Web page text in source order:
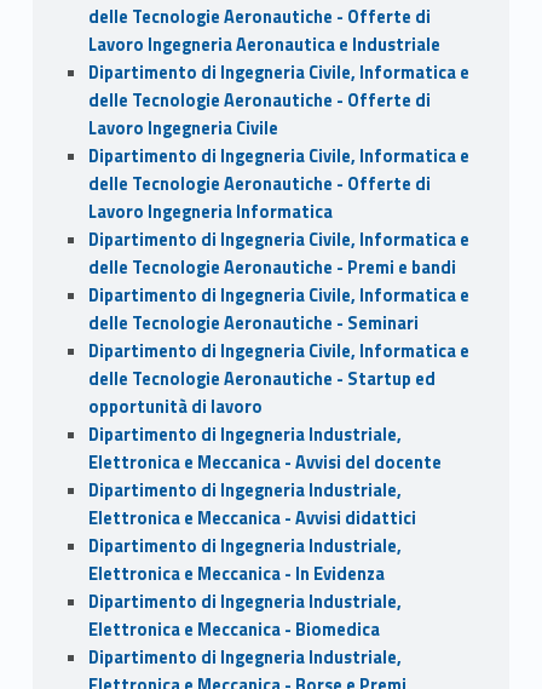
delle Tecnologie Aeronautiche - Offerte di
Lavoro Ingegneria Aeronautica e Industriale
Dipartimento di Ingegneria Civile, Informatica e
delle Tecnologie Aeronautiche - Offerte di
Lavoro Ingegneria Civile
Dipartimento di Ingegneria Civile, Informatica e
delle Tecnologie Aeronautiche - Offerte di
Lavoro Ingegneria Informatica
Dipartimento di Ingegneria Civile, Informatica e
delle Tecnologie Aeronautiche - Premi e bandi
Dipartimento di Ingegneria Civile, Informatica e
delle Tecnologie Aeronautiche - Seminari
Dipartimento di Ingegneria Civile, Informatica e
delle Tecnologie Aeronautiche - Startup ed
opportunità di lavoro
Dipartimento di Ingegneria Industriale,
Elettronica e Meccanica - Avvisi del docente
Dipartimento di Ingegneria Industriale,
Elettronica e Meccanica - Avvisi didattici
Dipartimento di Ingegneria Industriale,
Elettronica e Meccanica - In Evidenza
Dipartimento di Ingegneria Industriale,
Elettronica e Meccanica - Biomedica
Dipartimento di Ingegneria Industriale,